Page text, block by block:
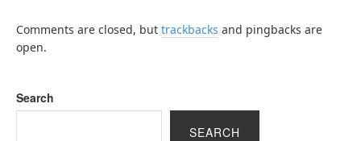
Comments are closed, but trackbacks and pingbacks are
open.
Search
SEARCH